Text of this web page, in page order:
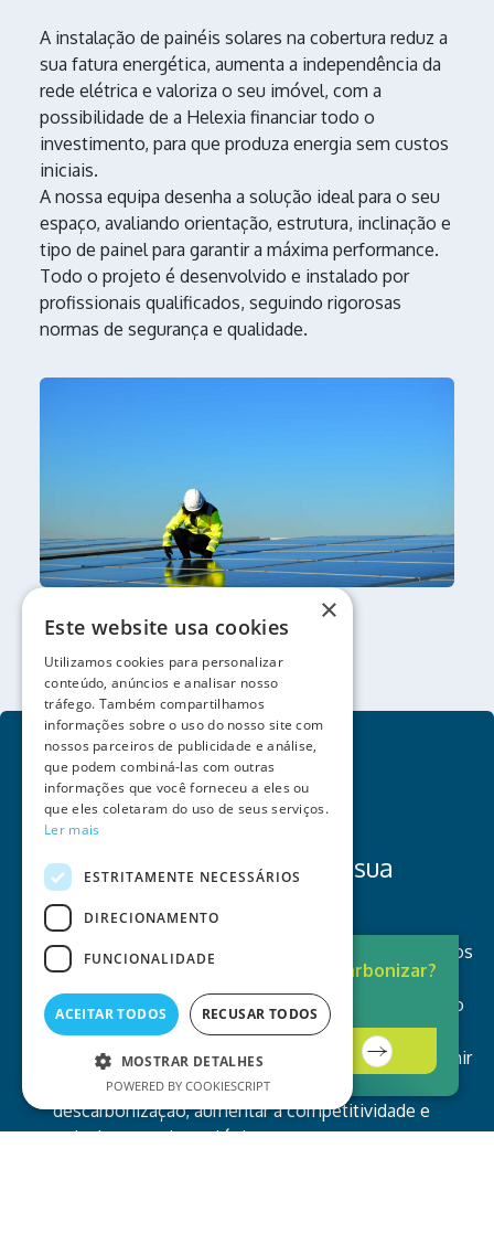
A instalação de painéis solares na cobertura reduz a
sua fatura energética, aumenta a independência da
rede elétrica e valoriza o seu imóvel, com a
possibilidade de a Helexia financiar todo o
investimento, para que produza energia sem custos
iniciais.
A nossa equipa desenha a solução ideal para o seu
espaço, avaliando orientação, estrutura, inclinação e
tipo de painel para garantir a máxima performance.
Todo o projeto é desenvolvido e instalado por
profissionais qualificados, seguindo rigorosas
normas de segurança e qualidade.
INVESTIMENTO
Investimos na energia da sua
empresa
Na Helexia, ajudamos a sua empresa a reduzir custos
e emissões. Desenhamos, instalamos e operamos
soluções de energia e podemos também financiar o
projeto, para que não tenha de fazer investimento
inicial. Acreditamos que consumir menos e consumir
melhor é essencial para atingir as metas de
descarbonização, aumentar a competitividade e
reduzir a pegada ecológica.
Pronto para
Descarbonizar?
A solução está aqui.
×
Este website usa cookies
Utilizamos cookies para personalizar
conteúdo, anúncios e analisar nosso
tráfego. Também compartilhamos
informações sobre o uso do nosso site com
nossos parceiros de publicidade e análise,
que podem combiná-las com outras
informações que você forneceu a eles ou
que eles coletaram do uso de seus serviços.
Ler mais
ESTRITAMENTE NECESSÁRIOS
DIRECIONAMENTO
FUNCIONALIDADE
ACEITAR TODOS RECUSAR TODOS
MOSTRAR DETALHES
POWERED BY COOKIESCRIPT